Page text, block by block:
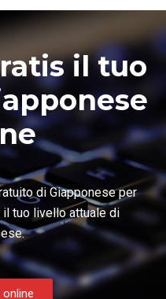
il tuo
di Giapponese per
tuo livello attuale di